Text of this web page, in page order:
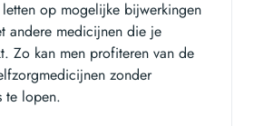
op mogelijke bijwerkingen
andere medicijnen die je
Zo kan men profiteren van de
zonder
te lopen.